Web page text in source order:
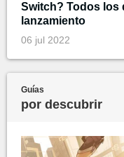
Switch? Todos los
lanzamiento
06 jul 2022
Guías
por descubrir